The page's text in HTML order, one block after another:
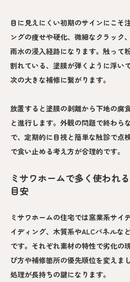
目に見えにくい初期のサインにこそ
ングの痩せや硬化、微細なクラック
雨水の浸入経路になります。触って
割れている、塗膜が弾くように浮い
次の大きな補修に繋がります。
放置すると塗膜の剥離から下地の腐
と進行します。外観の問題で終わら
で、定期的に目視と簡単な触診で点
で食い止める考え方が合理的です。
ミサワホームで多く使われ
目安
ミサワホームの住宅では窯業系サイ
イディング、木質系やALCパネルな
です。それぞれ素材の特性で劣化の
び方や補修箇所の優先順位を変えま
処理が長持ちの鍵になります。